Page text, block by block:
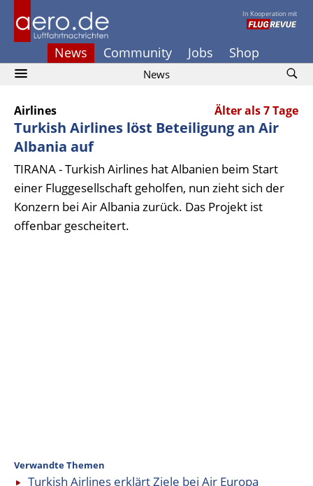
In Kooperation mit
News Community Jobs Shop
News
Airlines Älter als 7 Tage
Turkish Airlines löst Beteiligung an Air
Albania auf
TIRANA - Turkish Airlines hat Albanien beim Start
einer Fluggesellschaft geholfen, nun zieht sich der
Konzern bei Air Albania zurück. Das Projekt ist
offenbar gescheitert.
Verwandte Themen
Turkish Airlines erklärt Ziele bei Air Europa